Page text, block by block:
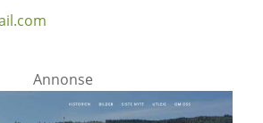
Annonse